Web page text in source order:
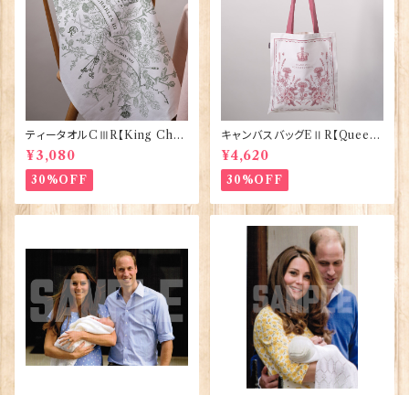
ティータオルCⅢR【King Char
lesⅢ Coronation】Victoria
Eggs 50129
¥3,080
30%OFF
キャンバスバッグEⅡR【Queen
ElizabethⅡ Commemorativ
e】Victoria Eggs 90332
¥4,620
30%OFF